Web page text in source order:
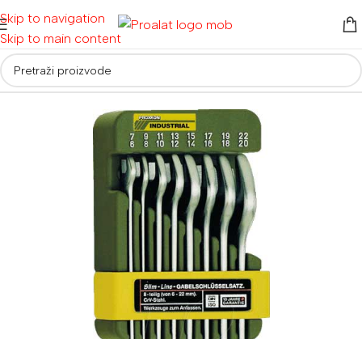
Skip to navigation
Skip to main content
Početna/ Auto i moto oprema